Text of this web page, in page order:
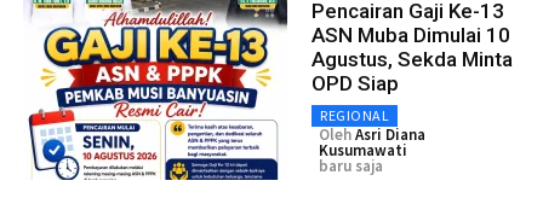
Pencairan Gaji Ke-13
ASN Muba Dimulai 10
Agustus, Sekda Minta
OPD Siap
REGIONAL
OlehAsri Diana
Kusumawati
baru saja